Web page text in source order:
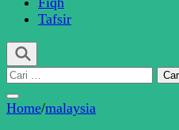
Tafsir
Cari
Home/malaysia